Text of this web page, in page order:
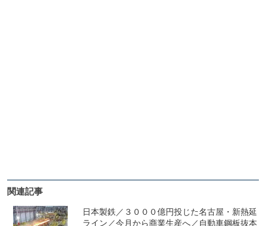
関連記事
日本製鉄／３０００億円投じた名古屋・新熱延
ライン／今月から商業生産へ／自動車鋼板抜本